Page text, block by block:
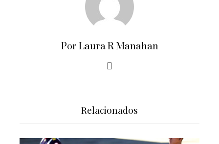
Por Laura R Manahan
Relacionados